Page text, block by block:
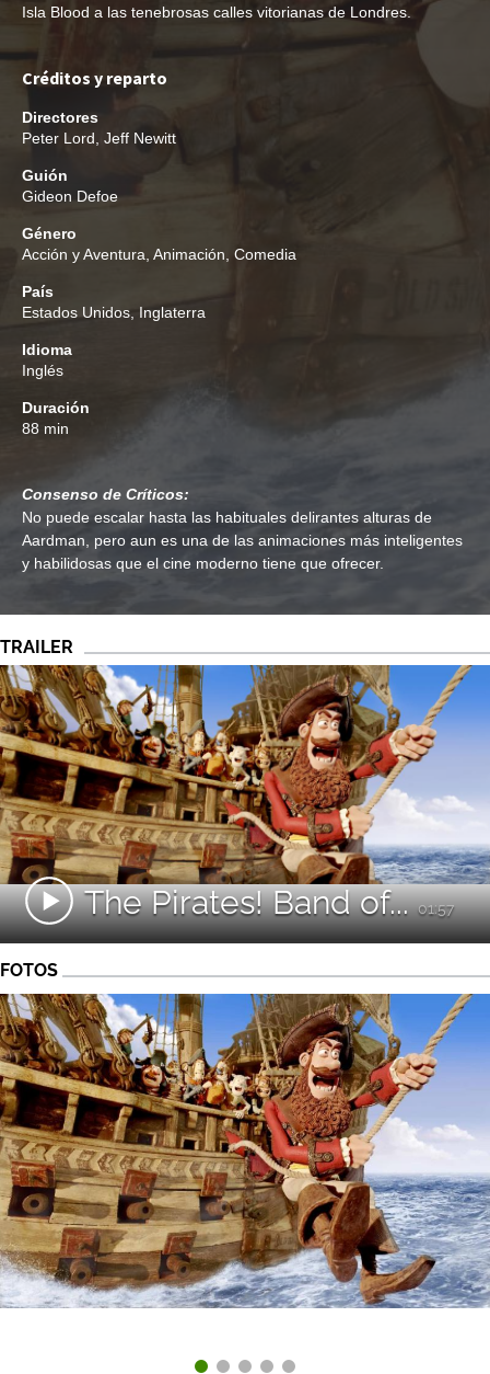
Isla Blood a las tenebrosas calles vitorianas de Londres.
Créditos y reparto
Directores
Peter Lord Jeff Newitt
Guión
Gideon Defoe
Género
Acción y Aventura Animación Comedia
País
Estados Unidos, Inglaterra
Idioma
Inglés
Duración
88 min
Consenso de Críticos:
No puede escalar hasta las habituales delirantes alturas de
Aardman, pero aun es una de las animaciones más inteligentes
y habilidosas que el cine moderno tiene que ofrecer.
TRAILER
The Pirates! Band of...01:57
FOTOS